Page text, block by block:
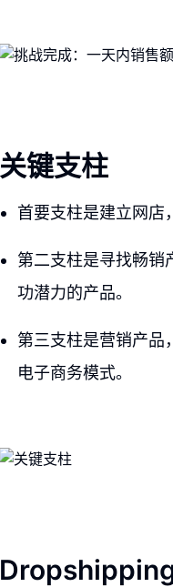
关键支柱
首要支柱是建立网店
第二支柱是寻找畅销
功潜力的产品。
第三支柱是营销产
电子商务模式。